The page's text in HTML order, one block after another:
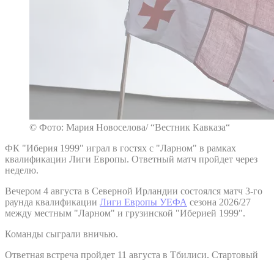
© Фото: Мария Новоселова/ “Вестник Кавказа“
ФК "Иберия 1999" играл в гостях с "Ларном" в рамках
квалификации Лиги Европы. Ответный матч пройдет через
неделю.
Вечером 4 августа в Северной Ирландии состоялся матч 3-го
раунда квалификации Лиги Европы УЕФА сезона 2026/27
между местным "Ларном" и грузинской "Иберией 1999".
Команды сыграли вничью.
Ответная встреча пройдет 11 августа в Тбилиси. Стартовый